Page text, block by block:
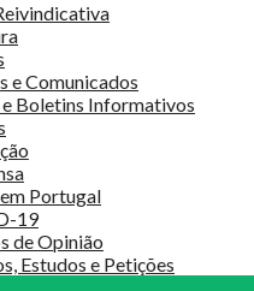
e Comunicados
Boletins Informativos
Portugal
19
de Opinião
Estudos e Petições